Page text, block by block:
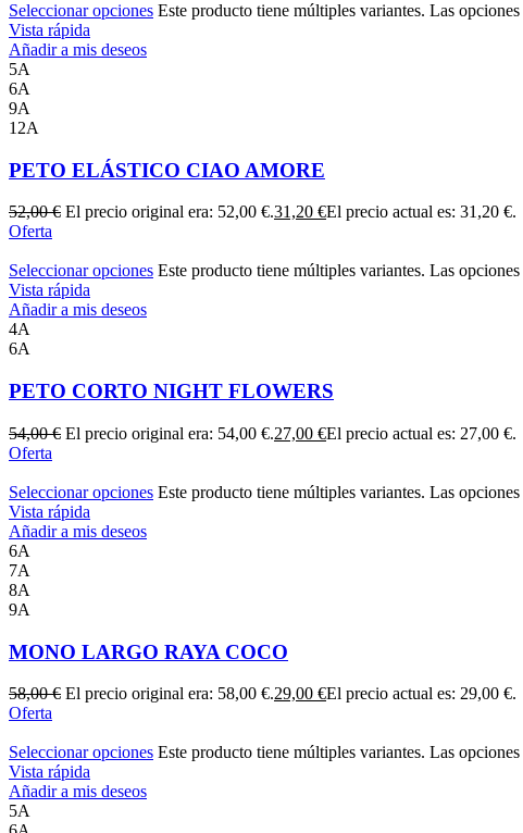
Seleccionar opciones Este producto tiene múltiples variantes. Las
Vista rápida
Añadir a mis deseos
5A
6A
9A
12A
PETO ELÁSTICO CIAO AMORE
52,00€ El precio original era: 52,00 €.31,20 €El precio actual es: 31,20 €.
Oferta
Seleccionar opciones Este producto tiene múltiples variantes. Las
Vista rápida
Añadir a mis deseos
4A
6A
PETO CORTO NIGHT FLOWERS
54,00€ El precio original era: 54,00 €.27,00 €El precio actual es: 27,00 €.
Oferta
Seleccionar opciones Este producto tiene múltiples variantes. Las
Vista rápida
Añadir a mis deseos
6A
7A
8A
9A
MONO LARGO RAYA COCO
58,00€ El precio original era: 58,00 €.29,00 €El precio actual es: 29,00 €.
Oferta
Seleccionar opciones Este producto tiene múltiples variantes. Las
Vista rápida
Añadir a mis deseos
5A